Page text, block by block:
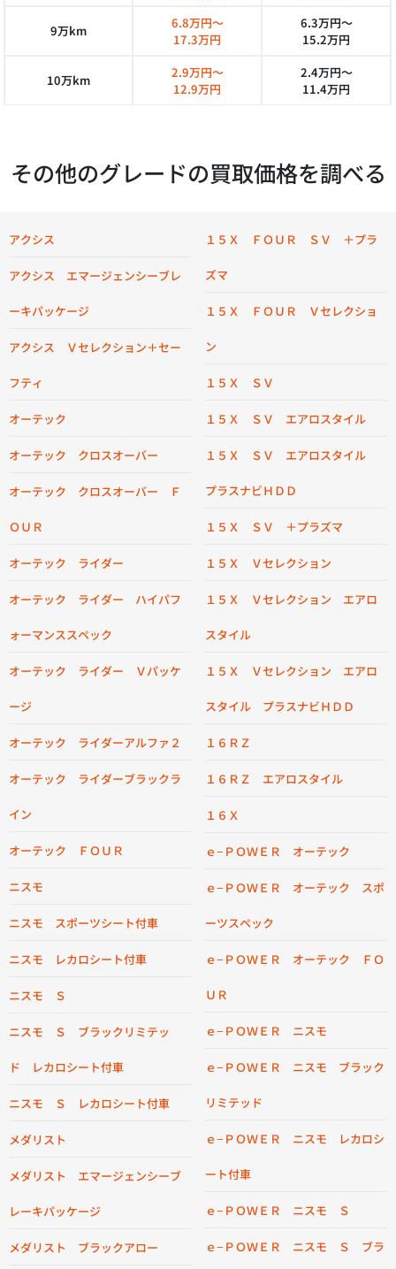
9万km
6.8万円～
17.3万円
6.3万円～
15.2万円
10万km
2.9万円～
12.9万円
2.4万円～
11.4万円
その他のグレードの買取価格を調べる
アクシス
アクシス エマージェンシーブレ
ーキパッケージ
アクシス Ｖセレクション＋セー
フティ
オーテック
オーテック クロスオーバー
オーテック クロスオーバー Ｆ
ＯＵＲ
オーテック ライダー
オーテック ライダー ハイパフ
ォーマンススペック
オーテック ライダー Ｖパッケ
ージ
オーテック ライダーアルファ２
オーテック ライダーブラックラ
イン
オーテック ＦＯＵＲ
ニスモ
ニスモ スポーツシート付車
ニスモ レカロシート付車
ニスモ Ｓ
ニスモ Ｓ ブラックリミテッ
ド レカロシート付車
ニスモ Ｓ レカロシート付車
メダリスト
メダリスト エマージェンシーブ
レーキパッケージ
メダリスト ブラックアロー
１５Ｘ ＦＯＵＲ ＳＶ ＋プラ
ズマ
１５Ｘ ＦＯＵＲ Ｖセレクショ
ン
１５Ｘ ＳＶ
１５Ｘ ＳＶ エアロスタイル
１５Ｘ ＳＶ エアロスタイル
プラスナビＨＤＤ
１５Ｘ ＳＶ ＋プラズマ
１５Ｘ Ｖセレクション
１５Ｘ Ｖセレクション エアロ
スタイル
１５Ｘ Ｖセレクション エアロ
スタイル プラスナビＨＤＤ
１６ＲＺ
１６ＲＺ エアロスタイル
１６Ｘ
ｅ−ＰＯＷＥＲ オーテック
ｅ−ＰＯＷＥＲ オーテック スポ
ーツスペック
ｅ−ＰＯＷＥＲ オーテック ＦＯ
ＵＲ
ｅ−ＰＯＷＥＲ ニスモ
ｅ−ＰＯＷＥＲ ニスモ ブラック
リミテッド
ｅ−ＰＯＷＥＲ ニスモ レカロシ
ート付車
ｅ−ＰＯＷＥＲ ニスモ Ｓ
ｅ−ＰＯＷＥＲ ニスモ Ｓ ブラ